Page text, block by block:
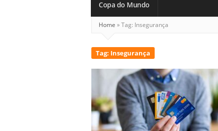
Copa do Mundo
Home »Tag: Insegurança
Tag: Insegurança